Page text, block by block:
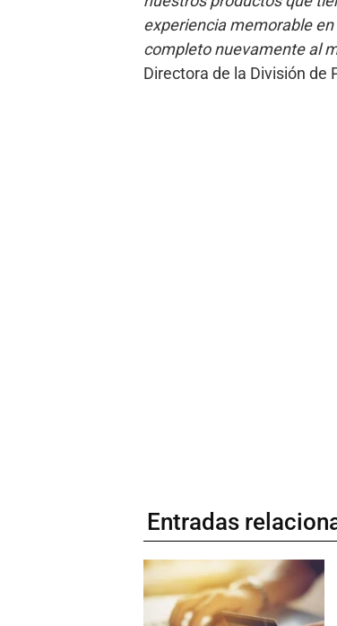
experiencia memorable
completo nuevamente al
Directora de la División de
Entradas